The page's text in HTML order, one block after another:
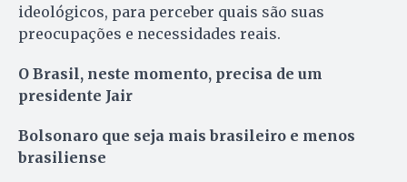
ideológicos, para perceber quais são suas
preocupações e necessidades reais.
O Brasil, neste momento, precisa de um
presidente Jair
Bolsonaro que seja mais brasileiro e menos
brasiliense